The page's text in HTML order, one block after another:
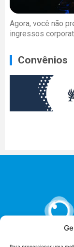
Agora, você não
ingressos
Convênios